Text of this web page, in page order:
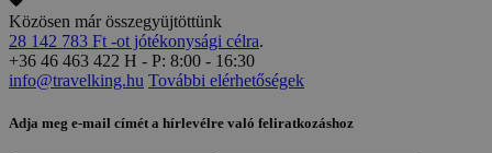
Közösen már összegyüjtöttünk
28 142 783 Ft -ot jótékonysági célra.
+36 46 463 422 H - P: 8:00 - 16:30
info@travelking.hu További elérhetőségek
Adja meg e-mail címét a hírlevélre való feliratkozáshoz